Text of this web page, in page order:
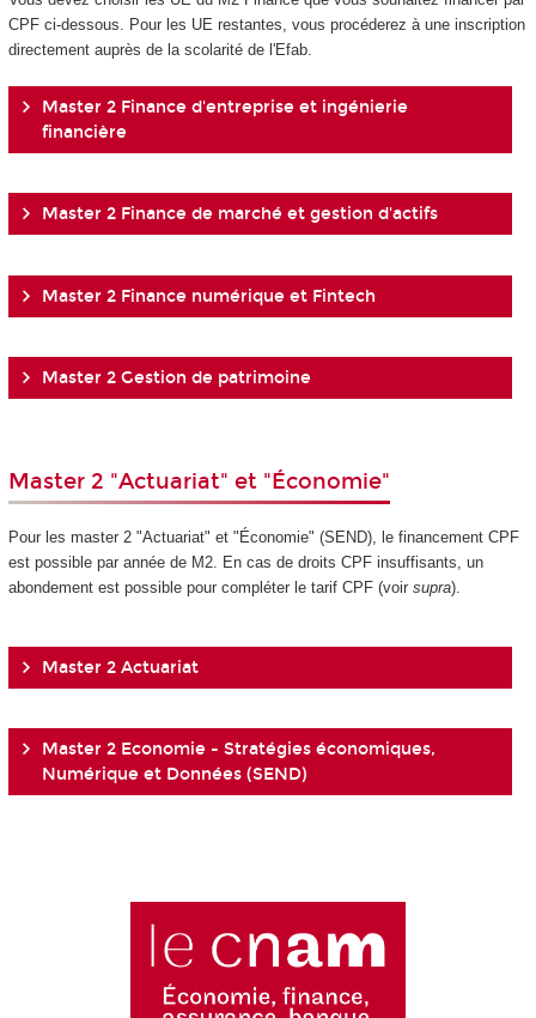
CPF ci-dessous. Pour les UE restantes, vous procéderez à une inscription
directement auprès de la scolarité de l'Efab.
Master 2 Finance d'entreprise et ingénierie
financière
Master 2 Finance de marché et gestion d'actifs
Master 2 Finance numérique et Fintech
Master 2 Gestion de patrimoine
Master 2 "Actuariat" et "Économie"
Pour les master 2 "Actuariat" et "Économie" (SEND), le financement CPF
est possible par année de M2. En cas de droits CPF insuffisants, un
abondement est possible pour compléter le tarif CPF (voir supra).
Master 2 Actuariat
Master 2 Economie - Stratégies économiques,
Numérique et Données (SEND)